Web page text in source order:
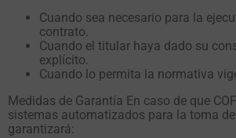
Cuando sea necesario para la
contrato.
Cuando el titular haya dado su
explícito.
Cuando lo permita la normativa
Medidas de Garantía En caso de que
sistemas automatizados para la toma
garantizará: